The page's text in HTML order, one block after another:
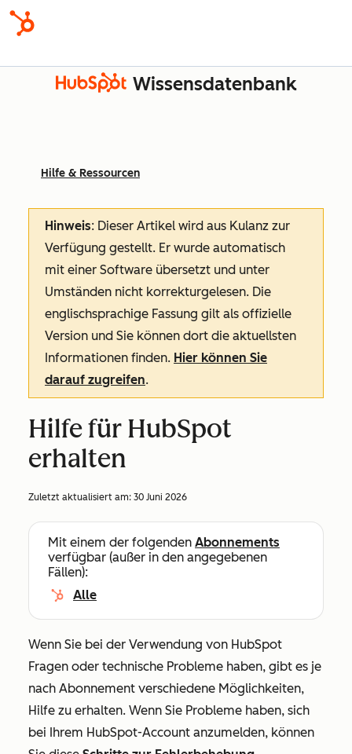
Wissensdatenbank
Hilfe & Ressourcen
Hinweis: Dieser Artikel wird aus Kulanz zur
Verfügung gestellt. Er wurde automatisch
mit einer Software übersetzt und unter
Umständen nicht korrekturgelesen. Die
englischsprachige Fassung gilt als offizielle
Version und Sie können dort die aktuellsten
Informationen finden. Hier können Sie
darauf zugreifen.
Hilfe für HubSpot
erhalten
Zuletzt aktualisiert am: 30 Juni 2026
Mit einem der folgenden Abonnements
verfügbar (außer in den angegebenen
Fällen):
Alle
Wenn Sie bei der Verwendung von HubSpot
Fragen oder technische Probleme haben, gibt es je
nach Abonnement verschiedene Möglichkeiten,
Hilfe zu erhalten. Wenn Sie Probleme haben, sich
bei Ihrem HubSpot-Account anzumelden, können